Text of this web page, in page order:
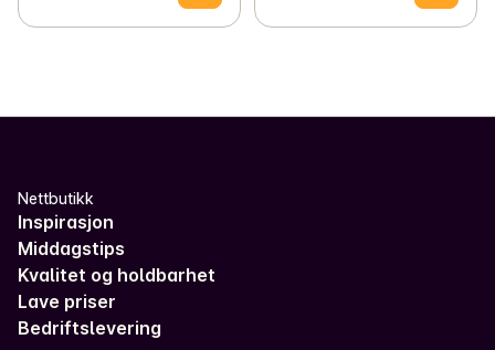
Nettbutikk
Inspirasjon
Middagstips
Kvalitet og holdbarhet
Lave priser
Bedriftslevering